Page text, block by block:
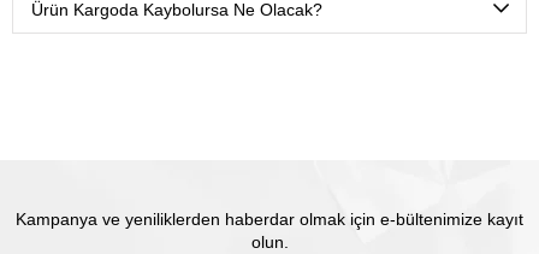
gönderiyoruz.
Ürün Kargoda Kaybolursa Ne Olacak?
Kampanya ve yeniliklerden haberdar olmak için e-bültenimize kayıt
olun.